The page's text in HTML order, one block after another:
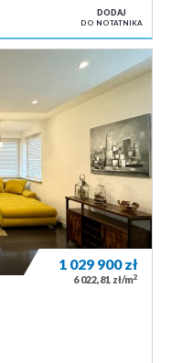
DODAJ
DO NOTATNIKA
1 029 900zł
6 022,81 zł/m2